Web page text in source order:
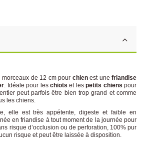
de 12 cm pour chienest une friandise
. Idéale pour les chiots et lespetits chiens pour
entier peut parfois être bien trop grand et comme
les chiens.
elle est très appétente, digeste et faible en
en friandise à tout moment de la journée pour
risque d’occlusion ou de perforation, 100% pur
risque et peut être laissée à disposition.